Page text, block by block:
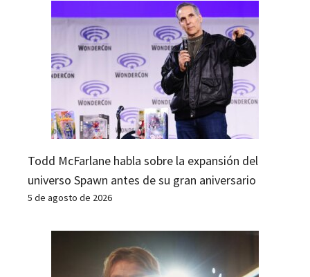
Todd McFarlane habla sobre la expansión del
universo Spawn antes de su gran aniversario
5 de agosto de 2026